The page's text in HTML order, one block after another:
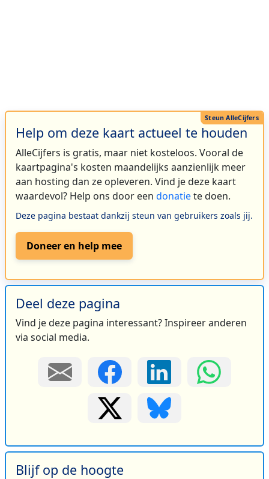
Help om deze kaart actueel te houden
AlleCijfers is gratis, maar niet kosteloos. Vooral de
kaartpagina's kosten maandelijks aanzienlijk meer
aan hosting dan ze opleveren. Vind je deze kaart
waardevol? Help ons door een donatiete doen.
Deze pagina bestaat dankzij steun van gebruikers zoals jij.
Doneer en help mee
Deel deze pagina
Vind je deze pagina interessant? Inspireer anderen
via social media.
Blijf op de hoogte